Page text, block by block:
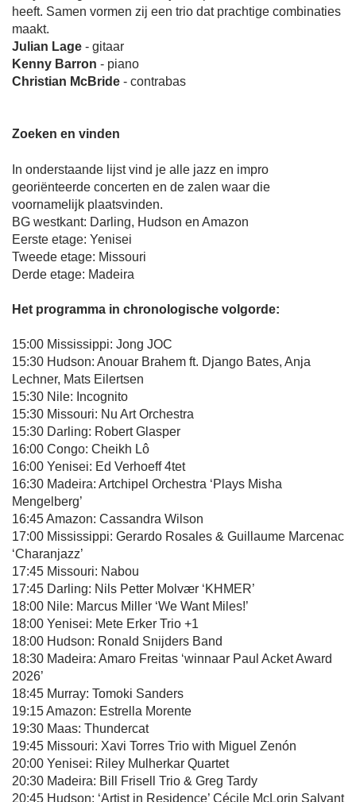
heeft. Samen vormen zij een trio dat prachtige combinaties
maakt.
Julian Lage - gitaar
Kenny Barron - piano
Christian McBride - contrabas
Zoeken en vinden
In onderstaande lijst vind je alle jazz en impro
georiënteerde concerten en de zalen waar die
voornamelijk plaatsvinden.
BG westkant: Darling, Hudson en Amazon
Eerste etage: Yenisei
Tweede etage: Missouri
Derde etage: Madeira
Het programma in chronologische volgorde:
15:00 Mississippi: Jong JOC
15:30 Hudson: Anouar Brahem ft. Django Bates, Anja
Lechner, Mats Eilertsen
15:30 Nile: Incognito
15:30 Missouri: Nu Art Orchestra
15:30 Darling: Robert Glasper
16:00 Congo: Cheikh Lô
16:00 Yenisei: Ed Verhoeff 4tet
16:30 Madeira: Artchipel Orchestra ‘Plays Misha
Mengelberg’
16:45 Amazon: Cassandra Wilson
17:00 Mississippi: Gerardo Rosales & Guillaume Marcenac
‘Charanjazz’
17:45 Missouri: Nabou
17:45 Darling: Nils Petter Molvær ‘KHMER’
18:00 Nile: Marcus Miller ‘We Want Miles!’
18:00 Yenisei: Mete Erker Trio +1
18:00 Hudson: Ronald Snijders Band
18:30 Madeira: Amaro Freitas ‘winnaar Paul Acket Award
2026’
18:45 Murray: Tomoki Sanders
19:15 Amazon: Estrella Morente
19:30 Maas: Thundercat
19:45 Missouri: Xavi Torres Trio with Miguel Zenón
20:00 Yenisei: Riley Mulherkar Quartet
20:30 Madeira: Bill Frisell Trio & Greg Tardy
20:45 Hudson: ‘Artist in Residence’ Cécile McLorin Salvant